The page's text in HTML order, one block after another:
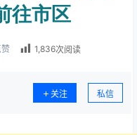
往市区
1,836次阅读
关注 私信